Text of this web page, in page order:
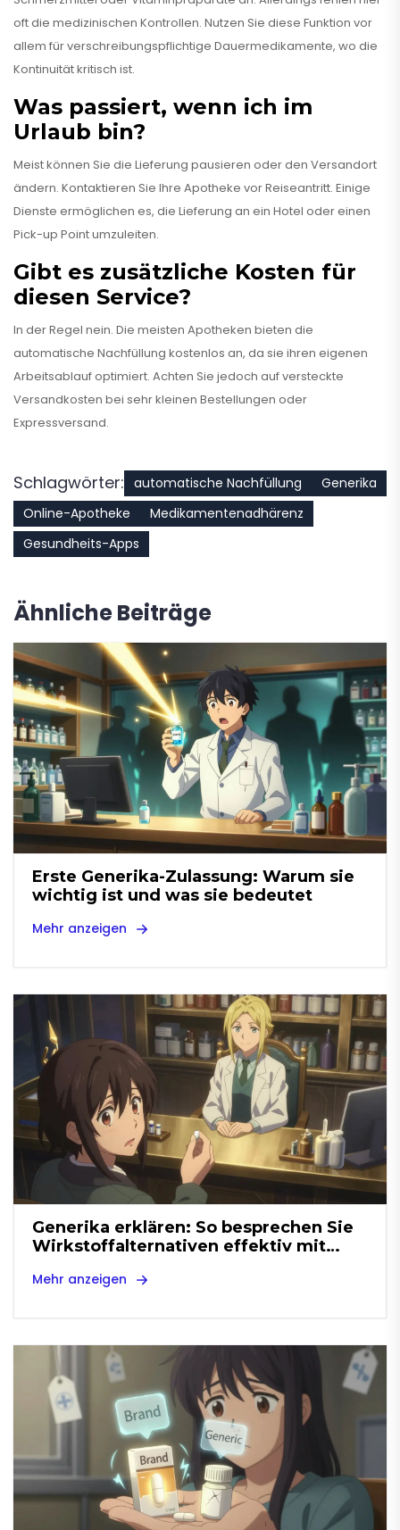
oft die medizinischen Kontrollen. Nutzen Sie diese Funktion vor
allem für verschreibungspflichtige Dauermedikamente, wo die
Kontinuität kritisch ist.
Was passiert, wenn ich im
Urlaub bin?
Meist können Sie die Lieferung pausieren oder den Versandort
ändern. Kontaktieren Sie Ihre Apotheke vor Reiseantritt. Einige
Dienste ermöglichen es, die Lieferung an ein Hotel oder einen
Pick-up Point umzuleiten.
Gibt es zusätzliche Kosten für
diesen Service?
In der Regel nein. Die meisten Apotheken bieten die
automatische Nachfüllung kostenlos an, da sie ihren eigenen
Arbeitsablauf optimiert. Achten Sie jedoch auf versteckte
Versandkosten bei sehr kleinen Bestellungen oder
Expressversand.
Schlagwörter: automatische Nachfüllung
Generika
Online-Apotheke
Medikamentenadhärenz
Gesundheits-Apps
Ähnliche Beiträge
Erste Generika-Zulassung: Warum sie
wichtig ist und was sie bedeutet
Mehr anzeigen
Generika erklären: So besprechen Sie
Wirkstoffalternativen effektiv mit
Mehr anzeigen